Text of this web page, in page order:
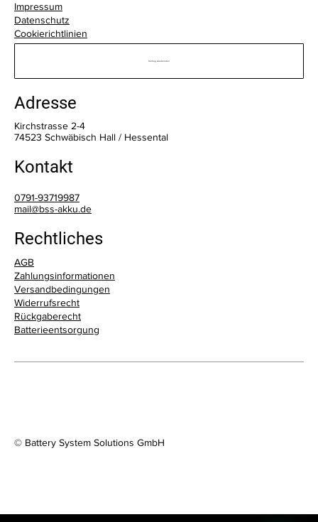
Impressum
Datenschutz
Cookierichtlinien
Vertrag wiederrufen
Rechtliches
AGB
Zahlungsinformationen
Versandbedingungen
Widerrufsrecht
Rückgaberecht
Batterieentsorgung
Kontakt
0791-93719987
mail@bss-akku.de
Adresse
Kirchstrasse 2-4
74523 Schwäbisch Hall / Hessental
© Battery System Solutions GmbH
Öffnungszeiten